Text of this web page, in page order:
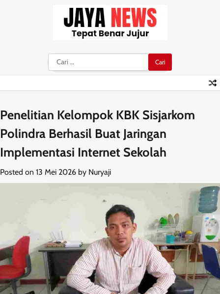
Cari
untuk:
Penelitian Kelompok KBK Sisjarkom
Polindra Berhasil Buat Jaringan
Implementasi Internet Sekolah
Posted on 13 Mei 2026 by Nuryaji